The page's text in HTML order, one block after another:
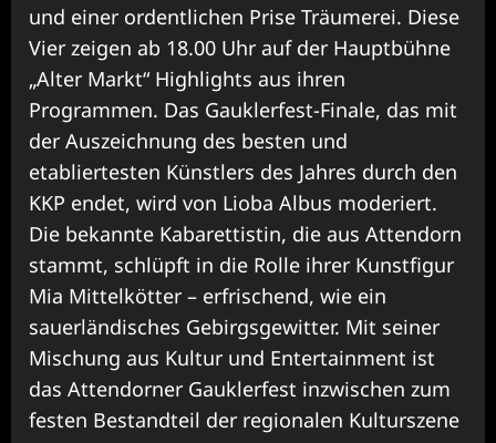
und einer ordentlichen Prise Träumerei. Diese
Vier zeigen ab 18.00 Uhr auf der Hauptbühne
„Alter Markt“ Highlights aus ihren
Programmen. Das Gauklerfest-Finale, das mit
der Auszeichnung des besten und
etabliertesten Künstlers des Jahres durch den
KKP endet, wird von Lioba Albus moderiert.
Die bekannte Kabarettistin, die aus Attendorn
stammt, schlüpft in die Rolle ihrer Kunstfigur
Mia Mittelkötter – erfrischend, wie ein
sauerländisches Gebirgsgewitter. Mit seiner
Mischung aus Kultur und Entertainment ist
das Attendorner Gauklerfest inzwischen zum
festen Bestandteil der regionalen Kulturszene